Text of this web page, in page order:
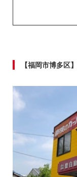
【福岡市博多区